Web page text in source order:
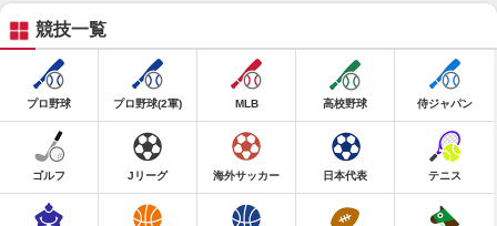
競技一覧
プロ野球 プロ野球(2軍) MLB 高校野球 侍ジャパン
ゴルフ Jリーグ 海外サッカー 日本代表 テニス